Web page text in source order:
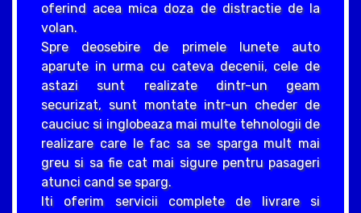
oferind acea mica doza de distractie de la
volan.
Spre deosebire de primele lunete auto
aparute in urma cu cateva decenii, cele de
astazi sunt realizate dintr-un geam
securizat, sunt montate intr-un cheder de
cauciuc si inglobeaza mai multe tehnologii de
realizare care le fac sa se sparga mult mai
greu si sa fie cat mai sigure pentru pasageri
atunci cand se sparg.
Iti oferim servicii complete de livrare si